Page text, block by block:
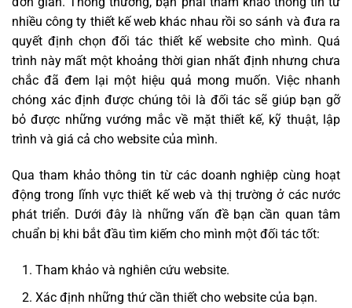
nhiều công ty thiết kế web khác nhau rồi so sánh và đưa ra
quyết định chọn đối tác thiết kế website cho mình. Quá
trình này mất một khoảng thời gian nhất định nhưng chưa
chắc đã đem lại một hiệu quả mong muốn. Việc nhanh
chóng xác định được chúng tôi là đối tác sẽ giúp bạn gỡ
bỏ được những vướng mắc về mặt thiết kế, kỹ thuật, lập
trình và giá cả cho website của mình.
Qua tham khảo thông tin từ các doanh nghiệp cùng hoạt
động trong lĩnh vực thiết kế web và thị trường ở các nước
phát triển. Dưới đây là những vấn đề bạn cần quan tâm
chuẩn bị khi bắt đầu tìm kiếm cho mình một đối tác tốt:
Tham khảo và nghiên cứu website.
Xác định những thứ cần thiết cho website của bạn.